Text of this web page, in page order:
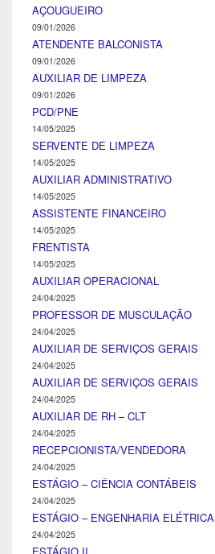
AÇOUGUEIRO
09/01/2026
ATENDENTE BALCONISTA
09/01/2026
AUXILIAR DE LIMPEZA
09/01/2026
PCD/PNE
14/05/2025
SERVENTE DE LIMPEZA
14/05/2025
AUXILIAR ADMINISTRATIVO
14/05/2025
ASSISTENTE FINANCEIRO
14/05/2025
FRENTISTA
14/05/2025
AUXILIAR OPERACIONAL
24/04/2025
PROFESSOR DE MUSCULAÇÃO
24/04/2025
AUXILIAR DE SERVIÇOS GERAIS
24/04/2025
AUXILIAR DE SERVIÇOS GERAIS
24/04/2025
AUXILIAR DE RH – CLT
24/04/2025
RECEPCIONISTA/VENDEDORA
24/04/2025
ESTÁGIO – CIÊNCIA CONTÁBEIS
24/04/2025
ESTÁGIO – ENGENHARIA ELÉTRICA
24/04/2025